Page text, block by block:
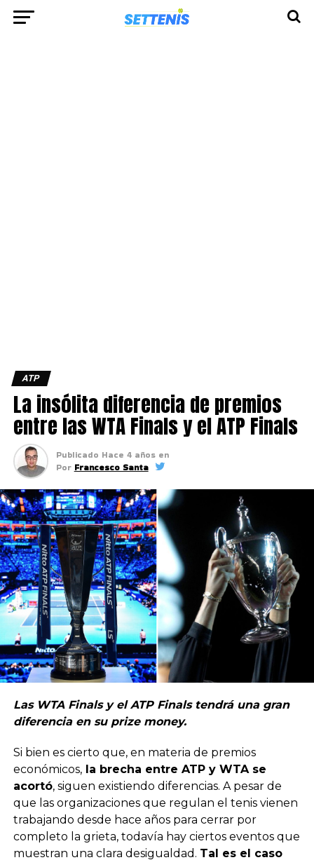
ATP
La insólita diferencia de premios
entre las WTA Finals y el ATP Finals
Publicado Hace 4 años en
Por Francesco Santa
Las WTA Finals y el ATP Finals tendrá una gran
diferencia en su prize money.
Si bien es cierto que, en materia de premios
económicos,la brecha entre ATP y WTA se
acortó, siguen existiendo diferencias. A pesar de
que las organizaciones que regulan el tenis vienen
trabajando desde hace años para cerrar por
completo la grieta, todavía hay ciertos eventos que
muestran una clara desigualdad. Tal es el caso